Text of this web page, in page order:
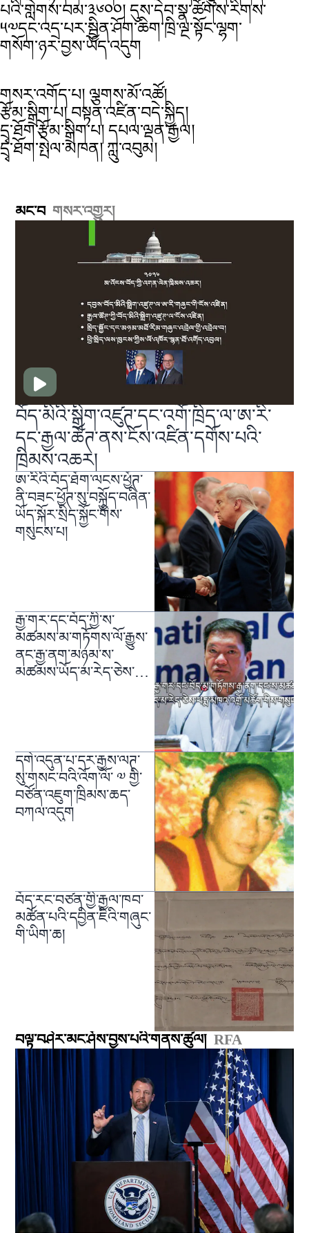
པའི་གླེགས་བམ་༣༦༠༠། དུས་དེབ་སྣ་ཚོགས་རིགས་
༥༧དང་འདྲ་པར་སྦྱིན་ཤོག་ཆིག་ཁྲི་ལྔ་སྟོང་ལྷག་
གསོག་ཉར་བྱས་ཡོད་འདུག
གསར་འགོད་པ། ལྕགས་མོ་འཚོ།
རྩོམ་སྒྲིག་པ། བསྟན་འཛིན་བདེ་སྐྱིད།
དྲྭ་ཐོག་རྩོམ་སྒྲིག་པ། དཔལ་ལྡན་རྒྱལ།
དྲྭ་ཐོག་སྤེལ་མཁན། ཀླུ་འབུམ།
མང་བ གསར་འགྱུར།
བོད་མིའི་སྒྲིག་འཛུཊ་དང་འགོ་ཁྲིད་ལ་ཨ་རི་
དང་རྒྱལ་ཚོཊ་ནས་ངོས་འཛིན་དགོས་པའི་
ཁྲིམས་འཆར།
ཨ་རིའི་བོད་ཐོག་ལངས་ཕྱོཊ་
ནི་བཟང་ཕྱོཊ་སུ་བསྐྱོད་བཞིན་
ཡོད་སྐོར་སྲིད་སྐྱོང་གིས་
གསུངས་པ།
རྒྱ་གར་དང་བོད་ཀྱི་ས་
མཚམས་མ་གཏོགས་ལོ་རྒྱུས་
ནང་རྒྱ་ནག་མཉམ་ས་
མཚམས་ཡོད་མ་རེད་ཅེས་
དགེ་འདུན་པ་དར་རྒྱས་ལཊ་
སུ་གསང་བའི་འོག་ལོ་ ༧ གྱི་
བཙོན་འཇུག་ཁྲིམས་ཆད་
བཀལ་འདུག
བོད་རང་བཙན་གྱི་རྒྱལ་ཁབ་
མཚོན་པའི་དབྱིན་ཇིའི་གཞུང་
གི་ཡིག་ཆ།
བལྟ་བཤེར་མང་ཤོས་བྱས་པའི་གནས་ཚུལ། RFA